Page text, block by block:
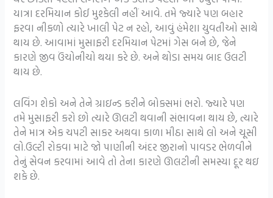
યાત્રા દરમિયાન કોઈ મુશ્કેલી નહીં આવે. તમે જ્યારે પણ બહાર
ફરવા નીકળો ત્યારે ખાલી પેટ ન રહો, આવું હંમેશા યુવતીઓ સાથે
થાય છે. આવામાં મુસાફરી દરમિયાન પેટમાં ગેસ બને છે, જેને
કારણે જીવ ઉંચોનીચો થયા કરે છે. અને થોડા સમય બાદ ઉલટી
થાય છે.
લવિંગ શેકો અને તેને ગ્રાઇન્ડ કરીને બોક્સમાં ભરો. જ્યારે પણ
તમે મુસાફરી કરો છો ત્યારે ઊલટી થવાની સંભાવના થાય છે, ત્યારે
તેને માત્ર એક ચપટી સાકર અથવા કાળા મીઠા સાથે લો અને ચૂસી
લો.ઉલ્ટી રોકવા માટે જો પાણીની અંદર જીરાનો પાવડર ભેળવીને
તેનું સેવન કરવામાં આવે તો તેના કારણે ઊલટીની સમસ્યા દૂર થઇ
શકે છે.